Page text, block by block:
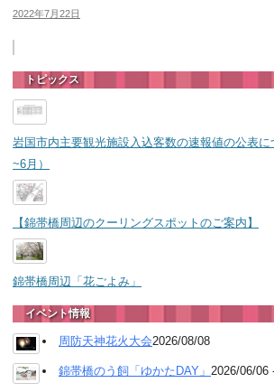
2022年7月22日
トピックス
岩国市内主要観光施設入込客数の速報値の公表に
~6月）
【錦帯橋周辺のクーリングスポットのご案内】
錦帯橋周辺「花ごよみ」
イベント情報
周防天神花火大会2026/08/08
錦帯橋のう飼「ゆかたDAY」 2026/06/06